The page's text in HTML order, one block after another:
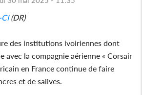
CI(DR)
des institutions ivoiriennes dont
avec la compagnie aérienne « Corsair
en France continue de faire
et de salives.